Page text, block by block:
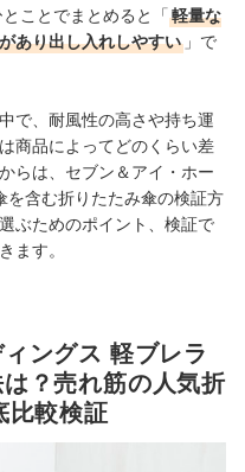
ことでまとめると「軽量な
あり出し入れしやすい 」で
で、耐風性の高さや持ち運
商品によってどのくらい差
らは、セブン＆アイ・ホー
を含む折りたたみ傘の検証方
ぶためのポイント、検証で
ます。
ングス 軽ブレラ
？売れ筋の人気折
比較検証